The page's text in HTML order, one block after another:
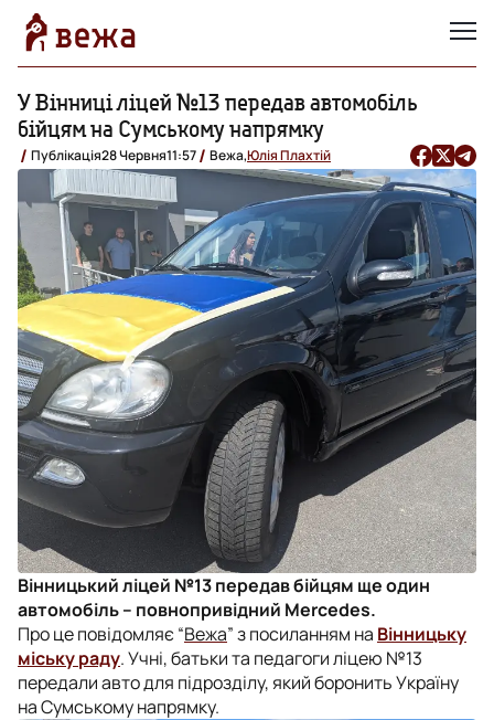
У Вінниці ліцей №13 передав автомобіль
бійцям на Сумському напрямку
Публікація28 Червня11:57 Вежа,Юлія Плахтій
Вінницький ліцей №13 передав бійцям ще один
автомобіль – повнопривідний Mercedes.
Про це повідомляє “Вежа” з посиланням на Вінницьку
міську раду. Учні, батьки та педагоги ліцею №13
передали авто для підрозділу, який боронить Україну
на Сумському напрямку.